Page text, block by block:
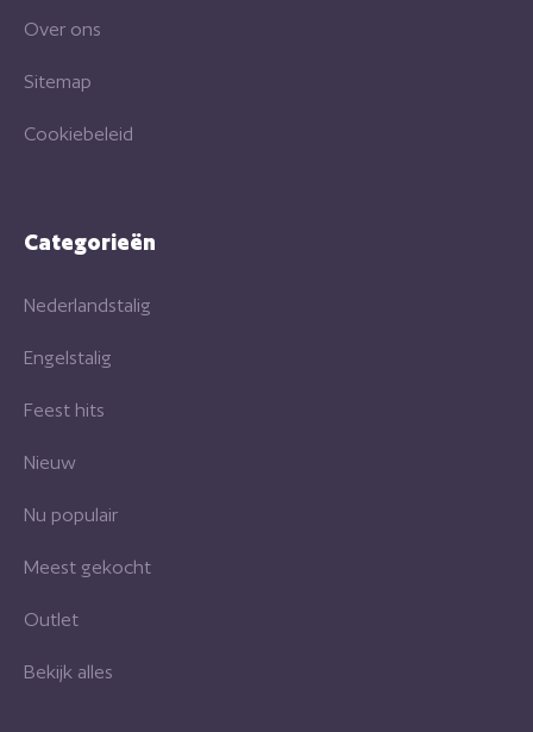
Over ons
Sitemap
Cookiebeleid
Categorieën
Nederlandstalig
Engelstalig
Feest hits
Nieuw
Nu populair
Meest gekocht
Outlet
Bekijk alles